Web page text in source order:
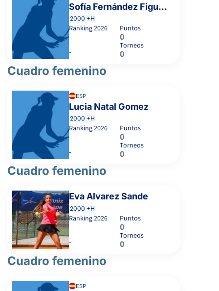
Sofía Fernández Figueras
2000 +H
Ranking2026
-
Puntos
0
Torneos
0
Cuadro femenino
ESP
Lucia Natal Gomez
2000 +H
Ranking2026
-
Puntos
0
Torneos
0
Cuadro femenino
Eva Alvarez Sande
2000 +H
Ranking2026
-
Puntos
0
Torneos
0
Cuadro femenino
ESP